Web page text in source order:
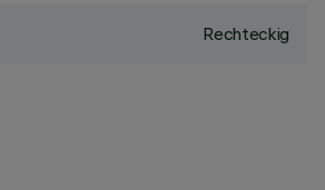
Rechteckig